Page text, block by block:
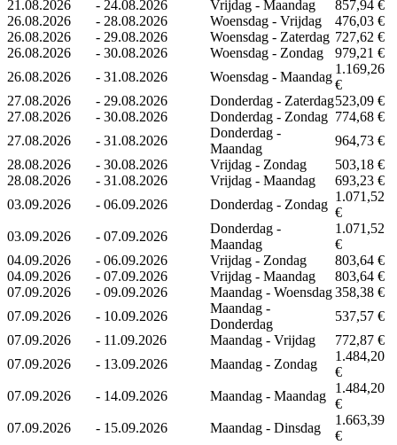
21.08.2026
- 24.08.2026 Vrijdag - Maandag
857,94 €
26.08.2026
- 28.08.2026 Woensdag - Vrijdag
476,03 €
26.08.2026
- 29.08.2026 Woensdag - Zaterdag 727,62 €
26.08.2026
- 30.08.2026 Woensdag - Zondag
979,21 €
26.08.2026
- 31.08.2026 Woensdag - Maandag
1.169,26
€
27.08.2026
- 29.08.2026 Donderdag - Zaterdag523,09 €
27.08.2026
- 30.08.2026 Donderdag - Zondag 774,68 €
27.08.2026
- 31.08.2026
Donderdag -
Maandag
964,73 €
28.08.2026
- 30.08.2026 Vrijdag - Zondag
503,18 €
28.08.2026
- 31.08.2026 Vrijdag - Maandag
693,23 €
03.09.2026
- 06.09.2026 Donderdag - Zondag
1.071,52
€
03.09.2026
- 07.09.2026
Donderdag -
Maandag
1.071,52
€
04.09.2026
- 06.09.2026 Vrijdag - Zondag
803,64 €
04.09.2026
- 07.09.2026 Vrijdag - Maandag
803,64 €
07.09.2026
- 09.09.2026 Maandag - Woensdag358,38 €
07.09.2026
- 10.09.2026
Maandag -
Donderdag
537,57 €
07.09.2026
- 11.09.2026 Maandag - Vrijdag
772,87 €
07.09.2026
- 13.09.2026 Maandag - Zondag
1.484,20
€
07.09.2026
- 14.09.2026 Maandag - Maandag
1.484,20
€
07.09.2026
- 15.09.2026 Maandag - Dinsdag
1.663,39
€